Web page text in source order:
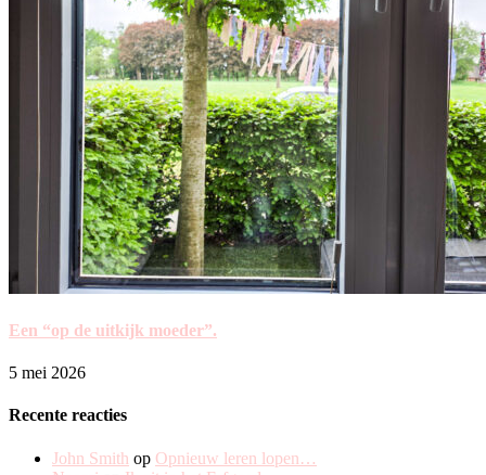
Een “op de uitkijk moeder”.
5 mei 2026
Recente reacties
John Smith op Opnieuw leren lopen…